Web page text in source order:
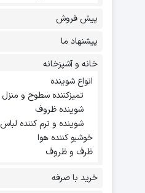
پیش فروش
پیشنهاد ما
خانه و آشپزخانه
انواع شوینده
تمیزکننده سطوح و منزل
شوینده ظروف
شوینده و نرم کننده لباس
خوشبو کننده هوا
ظرف و ظروف
خرید با صرفه